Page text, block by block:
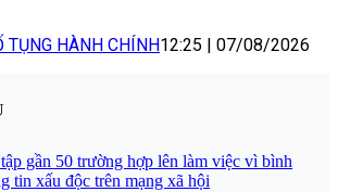
TỤNG HÀNH CHÍNH12:25 | 07/08/2026
gần 50 trường hợp lên làm việc vì bình
tin xấu độc trên mạng xã hội